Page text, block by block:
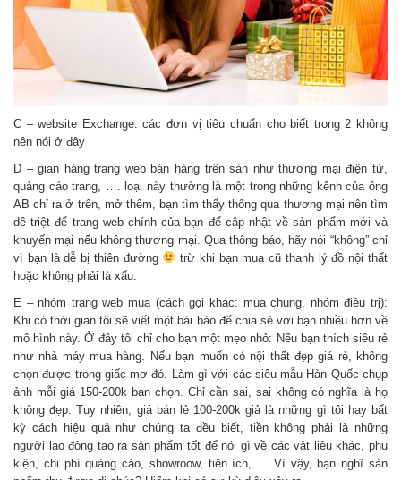
C – website Exchange: các đơn vị tiêu chuẩn cho biết trong 2 không
nên nói ở đây
D – gian hàng trang web bán hàng trên sàn như thương mại điện tử,
quảng cáo trang, …. loại này thường là một trong những kênh của ông
AB chỉ ra ở trên, mở thêm, bạn tìm thấy thông qua thương mại nên tìm
dê triệt để trang web chính của bạn để cập nhật về sản phẩm mới và
khuyến mại nếu không thương mại. Qua thông báo, hãy nói “không” chỉ
vì bạn là dễ bị thiên đường
trừ khi bạn mua cũ thanh lý đồ nội thất
hoặc không phải là xấu.
E – nhóm trang web mua (cách gọi khác: mua chung, nhóm điều trị):
Khi có thời gian tôi sẽ viết một bài báo để chia sẻ với bạn nhiều hơn về
mô hình này. Ở đây tôi chỉ cho bạn một mẹo nhỏ: Nếu bạn thích siêu rẻ
như nhà máy mua hàng. Nếu bạn muốn có nội thất đẹp giá rẻ, không
chọn được trong giấc mơ đó. Làm gì với các siêu mẫu Hàn Quốc chụp
ảnh mỗi giá 150-200k bạn chọn. Chỉ cần sai, sai không có nghĩa là họ
không đẹp. Tuy nhiên, giá bán lẻ 100-200k giả là những gì tôi hay bất
kỳ cách hiệu quả như chúng ta đều biết, tiền không phải là những
người lao động tạo ra sản phẩm tốt để nói gì về các vật liệu khác, phụ
kiện, chi phí quảng cáo, showroow, tiện ích, … Vì vậy, bạn nghĩ sản